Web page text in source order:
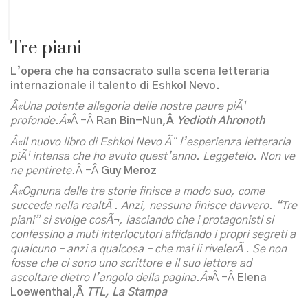
Tre piani
L’opera che ha consacrato sulla scena letteraria
internazionale il talento di Eshkol Nevo.
Â«Una potente allegoria delle nostre paure piÃ¹
profonde.Â»Â -Â Ran Bin-Nun,Â Yedioth Ahronoth
Â«Il nuovo libro di Eshkol Nevo Ã¨ l’esperienza letteraria
piÃ¹ intensa che ho avuto quest’anno. Leggetelo. Non ve
ne pentirete.Â -Â Guy Meroz
Â«Ognuna delle tre storie finisce a modo suo, come
succede nella realtÃ . Anzi, nessuna finisce davvero. “Tre
piani” si svolge cosÃ¬, lasciando che i protagonisti si
confessino a muti interlocutori affidando i propri segreti a
qualcuno – anzi a qualcosa – che mai li rivelerÃ . Se non
fosse che ci sono uno scrittore e il suo lettore ad
ascoltare dietro l’angolo della pagina.Â»Â -Â Elena
Loewenthal,Â TTL, La Stampa